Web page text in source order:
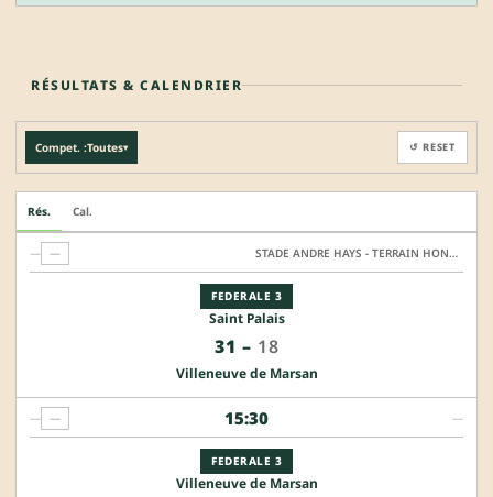
RÉSULTATS & CALENDRIER
Compet. :Toutes▾ ↺ RESET
Rés. Cal.
FEDERALE 3
Saint Palais
31 – 18
Villeneuve de Marsan
— — STADE ANDRE HAYS - TERRAIN HONNEUR
15:30
FEDERALE 3
Villeneuve de Marsan
— — —